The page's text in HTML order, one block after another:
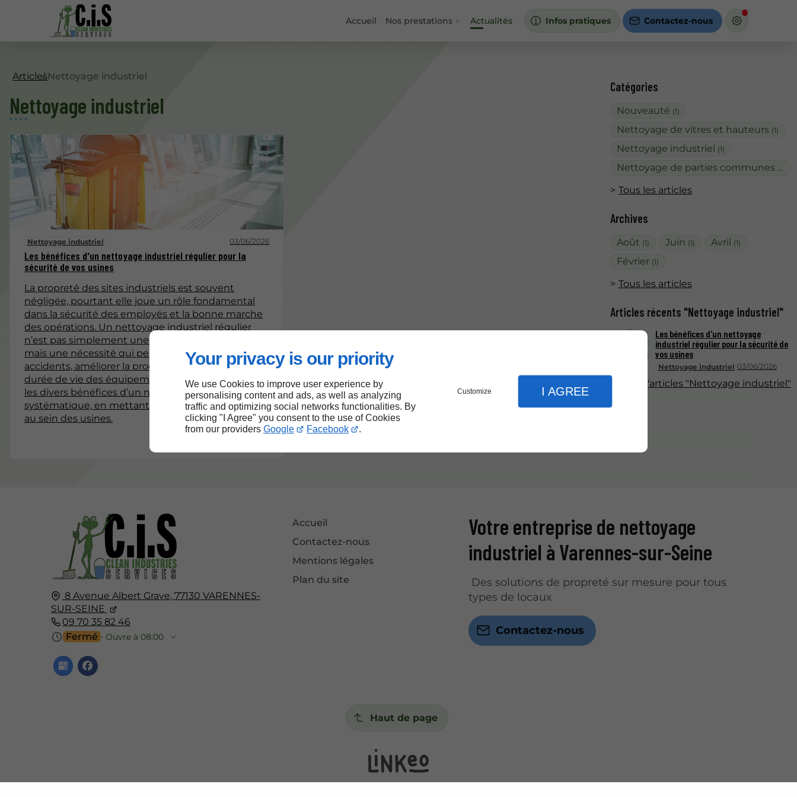
Your privacy is our priority
We use Cookies to improve user experience by
personalising content and ads, as well as analyzing
traffic and optimizing social networks functionalities. By
clicking "I Agree" you consent to the use of Cookies
from our providers Google Facebook .
Customize I AGREE
Accueil Nos prestations Actualités Infos pratiques Contactez-nous
Catégories
Nouveauté (1)
Nettoyage de vitres et hauteurs (1)
Nettoyage industriel (1)
Nettoyage de parties communes
(1)
Tous les articles
Archives
Août (1) Juin (1) Avril (1)
Février (1)
Tous les articles
Articles récents "Nettoyage industriel"
Nettoyage industriel 03/06/2026
Les bénéfices d'un nettoyage
industriel régulier pour la sécurité de
vos usines
Plus d'articles "Nettoyage industriel"
ArticlesNettoyage industriel
Nettoyage industriel
Nettoyage industriel 03/06/2026
Les bénéfices d'un nettoyage industriel régulier pour la
sécurité de vos usines
La propreté des sites industriels est souvent
négligée, pourtant elle joue un rôle fondamental
dans la sécurité des employés et la bonne marche
des opérations. Un nettoyage industriel régulier
n’est pas simplement une question d’esthétique,
mais une nécessité qui peut prévenir des
accidents, améliorer la productivité et prolonger la
durée de vie des équipements. Cet article explore
les divers bénéfices d’un nettoyage industriel
systématique, en mettant l'accent sur la sécurité
au sein des usines.
8 Avenue Albert Grave, 77130 VARENNES-
SUR-SEINE
09 70 35 82 46
Fermé ⋅ Ouvre à 08:00
Accueil
Contactez-nous
Mentions légales
Plan du site
Votre entreprise de nettoyage
industriel à Varennes-sur-Seine
Des solutions de propreté sur mesure pour tous
types de locaux
Contactez-nous
Haut de page